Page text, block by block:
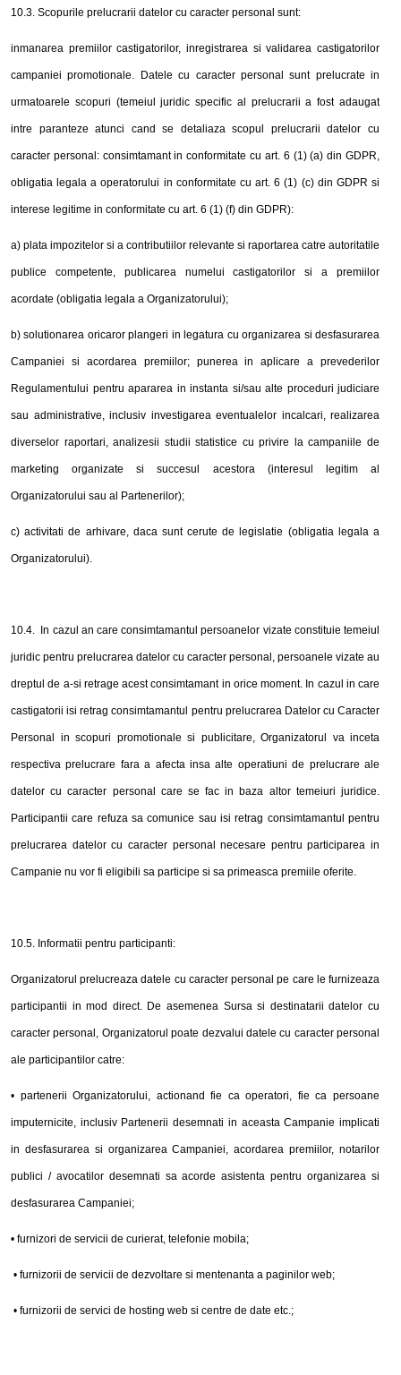
10.3. Scopurile prelucrarii datelor cu caracter personal sunt:
inmanarea premiilor castigatorilor, inregistrarea si validarea castigatorilor
campaniei promotionale. Datele cu caracter personal sunt prelucrate in
urmatoarele scopuri (temeiul juridic specific al prelucrarii a fost adaugat
intre paranteze atunci cand se detaliaza scopul prelucrarii datelor cu
caracter personal: consimtamant in conformitate cu art. 6 (1) (a) din GDPR,
obligatia legala a operatorului in conformitate cu art. 6 (1) (c) din GDPR si
interese legitime in conformitate cu art. 6 (1) (f) din GDPR):
a) plata impozitelor si a contributiilor relevante si raportarea catre autoritatile
publice competente, publicarea numelui castigatorilor si a premiilor
acordate (obligatia legala a Organizatorului);
b) solutionarea oricaror plangeri in legatura cu organizarea si desfasurarea
Campaniei si acordarea premiilor; punerea in aplicare a prevederilor
Regulamentului pentru apararea in instanta si/sau alte proceduri judiciare
sau administrative, inclusiv investigarea eventualelor incalcari, realizarea
diverselor raportari, analizesii studii statistice cu privire la campaniile de
marketing organizate si succesul acestora (interesul legitim al
Organizatorului sau al Partenerilor);
c) activitati de arhivare, daca sunt cerute de legislatie (obligatia legala a
Organizatorului).
10.4. In cazul an care consimtamantul persoanelor vizate constituie temeiul
juridic pentru prelucrarea datelor cu caracter personal, persoanele vizate au
dreptul de a-si retrage acest consimtamant in orice moment. In cazul in care
castigatorii isi retrag consimtamantul pentru prelucrarea Datelor cu Caracter
Personal in scopuri promotionale si publicitare, Organizatorul va inceta
respectiva prelucrare fara a afecta insa alte operatiuni de prelucrare ale
datelor cu caracter personal care se fac in baza altor temeiuri juridice.
Participantii care refuza sa comunice sau isi retrag consimtamantul pentru
prelucrarea datelor cu caracter personal necesare pentru participarea in
Campanie nu vor fi eligibili sa participe si sa primeasca premiile oferite.
10.5. Informatii pentru participanti:
Organizatorul prelucreaza datele cu caracter personal pe care le furnizeaza
participantii in mod direct. De asemenea Sursa si destinatarii datelor cu
caracter personal, Organizatorul poate dezvalui datele cu caracter personal
ale participantilor catre:
• partenerii Organizatorului, actionand fie ca operatori, fie ca persoane
imputernicite, inclusiv Partenerii desemnati in aceasta Campanie implicati
in desfasurarea si organizarea Campaniei, acordarea premiilor, notarilor
publici / avocatilor desemnati sa acorde asistenta pentru organizarea si
desfasurarea Campaniei;
• furnizori de servicii de curierat, telefonie mobila;
• furnizorii de servicii de dezvoltare si mentenanta a paginilor web;
• furnizorii de servici de hosting web si centre de date etc.;